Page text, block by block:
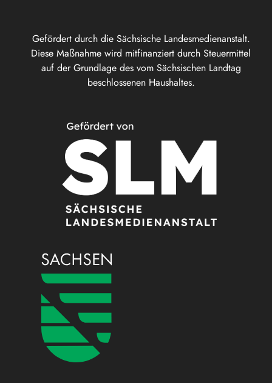
Gefördert durch die Sächsische Landesmedienanstalt.
Diese Maßnahme wird mitfinanziert durch Steuermittel
auf der Grundlage des vom Sächsischen Landtag
beschlossenen Haushaltes.